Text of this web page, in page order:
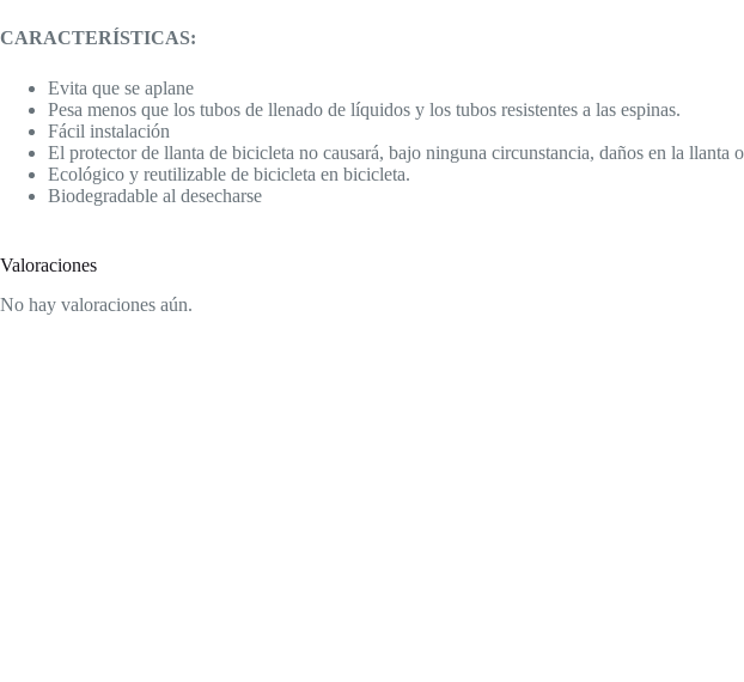
CARACTERÍSTICAS:
Evita que se aplane
Pesa menos que los tubos de llenado de líquidos y los tubos resistentes a las espinas.
Fácil instalación
El protector de llanta de bicicleta no causará, bajo ninguna circunstancia, daños en la llanta
Ecológico y reutilizable de bicicleta en bicicleta.
Biodegradable al desecharse
Valoraciones
No hay valoraciones aún.